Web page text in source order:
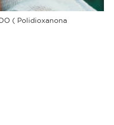
( Polidioxanona